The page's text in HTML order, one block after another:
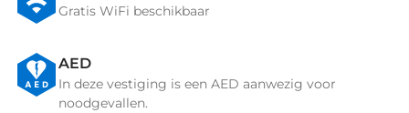
Gratis WiFi beschikbaar
AED
In deze vestiging is een AED aanwezig voor
noodgevallen.